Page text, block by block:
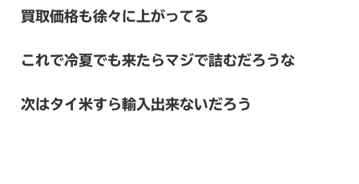
買取価格も徐々に上がってる
これで冷夏でも来たらマジで詰むだろうな
次はタイ米すら輸入出来ないだろう